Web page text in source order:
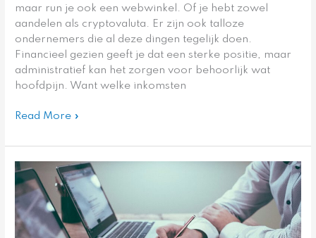
maar run je ook een webwinkel. Of je hebt zowel
aandelen als cryptovaluta. Er zijn ook talloze
ondernemers die al deze dingen tegelijk doen.
Financieel gezien geeft je dat een sterke positie, maar
administratief kan het zorgen voor behoorlijk wat
hoofdpijn. Want welke inkomsten
Read More »
Het
belang
van
digitale
vaardigheden